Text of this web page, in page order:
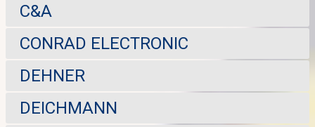
C&A
CONRAD ELECTRONIC
DEHNER
DEICHMANN